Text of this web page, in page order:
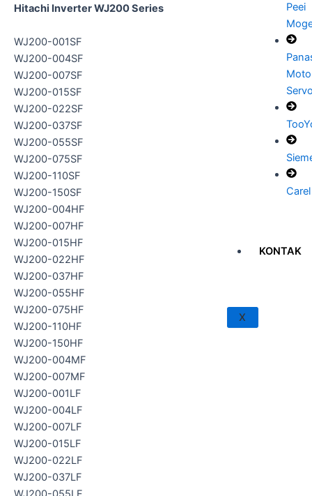
Peei
Carel
KONTAK
X
Hitachi Inverter WJ200 Series
WJ200-001SF
WJ200-004SF
WJ200-007SF
WJ200-015SF
WJ200-022SF
WJ200-037SF
WJ200-055SF
WJ200-075SF
WJ200-110SF
WJ200-150SF
WJ200-004HF
WJ200-007HF
WJ200-015HF
WJ200-022HF
WJ200-037HF
WJ200-055HF
WJ200-075HF
WJ200-110HF
WJ200-150HF
WJ200-004MF
WJ200-007MF
WJ200-001LF
WJ200-004LF
WJ200-007LF
WJ200-015LF
WJ200-022LF
WJ200-037LF